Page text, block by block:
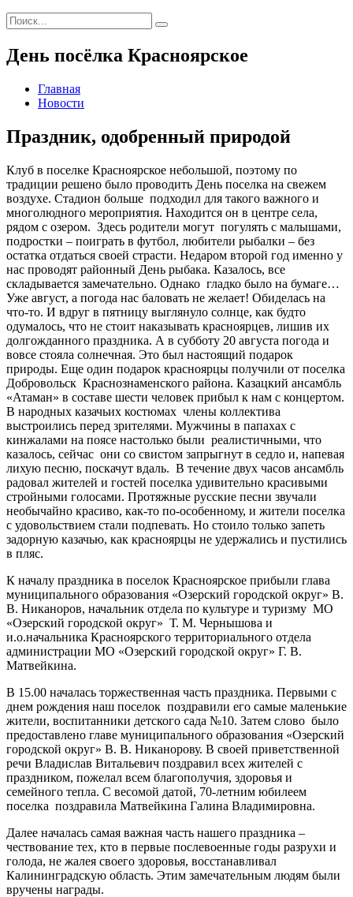
День посёлка Красноярское
Главная
Новости
Праздник, одобренный природой
Клуб в поселке Красноярское небольшой, поэтому по
традиции решено было проводить День поселка на свежем
воздухе. Стадион больше подходил для такого важного и
многолюдного мероприятия. Находится он в центре села,
рядом с озером. Здесь родители могут погулять с малышами,
подростки – поиграть в футбол, любители рыбалки – без
остатка отдаться своей страсти. Недаром второй год именно у
нас проводят районный День рыбака. Казалось, все
складывается замечательно. Однако гладко было на бумаге…
Уже август, а погода нас баловать не желает! Обиделась на
что-то. И вдруг в пятницу выглянуло солнце, как будто
одумалось, что не стоит наказывать красноярцев, лишив их
долгожданного праздника. А в субботу 20 августа погода и
вовсе стояла солнечная. Это был настоящий подарок
природы. Еще один подарок красноярцы получили от поселка
Добровольск Краснознаменского района. Казацкий ансамбль
«Атаман» в составе шести человек прибыл к нам с концертом.
В народных казачьих костюмах члены коллектива
выстроились перед зрителями. Мужчины в папахах с
кинжалами на поясе настолько были реалистичными, что
казалось, сейчас они со свистом запрыгнут в седло и, напевая
лихую песню, поскачут вдаль. В течение двух часов ансамбль
радовал жителей и гостей поселка удивительно красивыми
стройными голосами. Протяжные русские песни звучали
необычайно красиво, как-то по-особенному, и жители поселка
с удовольствием стали подпевать. Но стоило только запеть
задорную казачью, как красноярцы не удержались и пустились
в пляс.
К началу праздника в поселок Красноярское прибыли глава
муниципального образования «Озерский городской округ» В.
В. Никаноров, начальник отдела по культуре и туризму МО
«Озерский городской округ» Т. М. Чернышова и
и.о.начальника Красноярского территориального отдела
администрации МО «Озерский городской округ» Г. В.
Матвейкина.
В 15.00 началась торжественная часть праздника. Первыми с
днем рождения наш поселок поздравили его самые маленькие
жители, воспитанники детского сада №10. Затем слово было
предоставлено главе муниципального образования «Озерский
городской округ» В. В. Никанорову. В своей приветственной
речи Владислав Витальевич поздравил всех жителей с
праздником, пожелал всем благополучия, здоровья и
семейного тепла. С весомой датой, 70-летним юбилеем
поселка поздравила Матвейкина Галина Владимировна.
Далее началась самая важная часть нашего праздника –
чествование тех, кто в первые послевоенные годы разрухи и
голода, не жалея своего здоровья, восстанавливал
Калининградскую область. Этим замечательным людям были
вручены награды.